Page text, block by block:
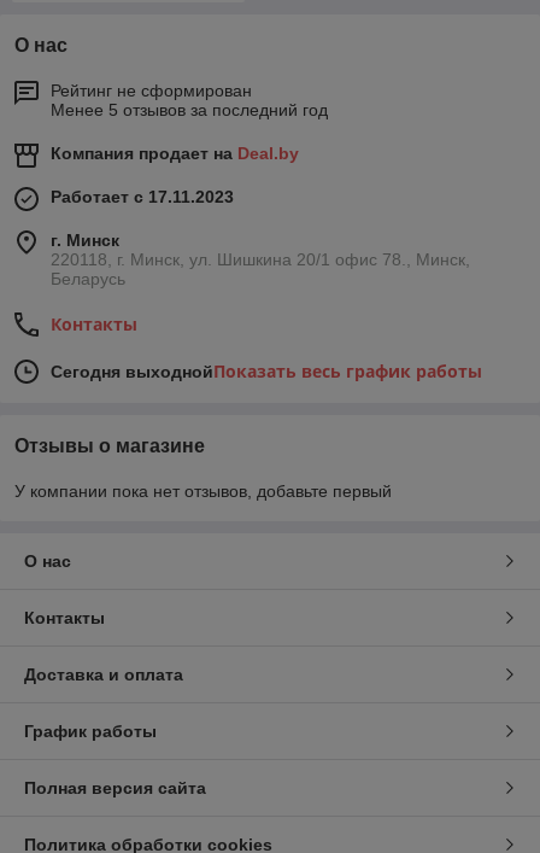
О нас
Рейтинг не сформирован
Менее 5 отзывов за последний год
Компания продает на Deal.by
Работает с 17.11.2023
г. Минск
220118, г. Минск, ул. Шишкина 20/1 офис 78., Минск,
Беларусь
Контакты
Сегодня выходнойПоказать весь график работы
Отзывы о магазине
У компании пока нет отзывов, добавьте первый
О нас
Контакты
Доставка и оплата
График работы
Полная версия сайта
Политика обработки cookies